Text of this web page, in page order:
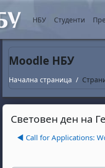
Прескочи на основното
НБУ Студенти
Moodle НБУ
Начална страница
Световен ден на
◀︎ Call for Applications: